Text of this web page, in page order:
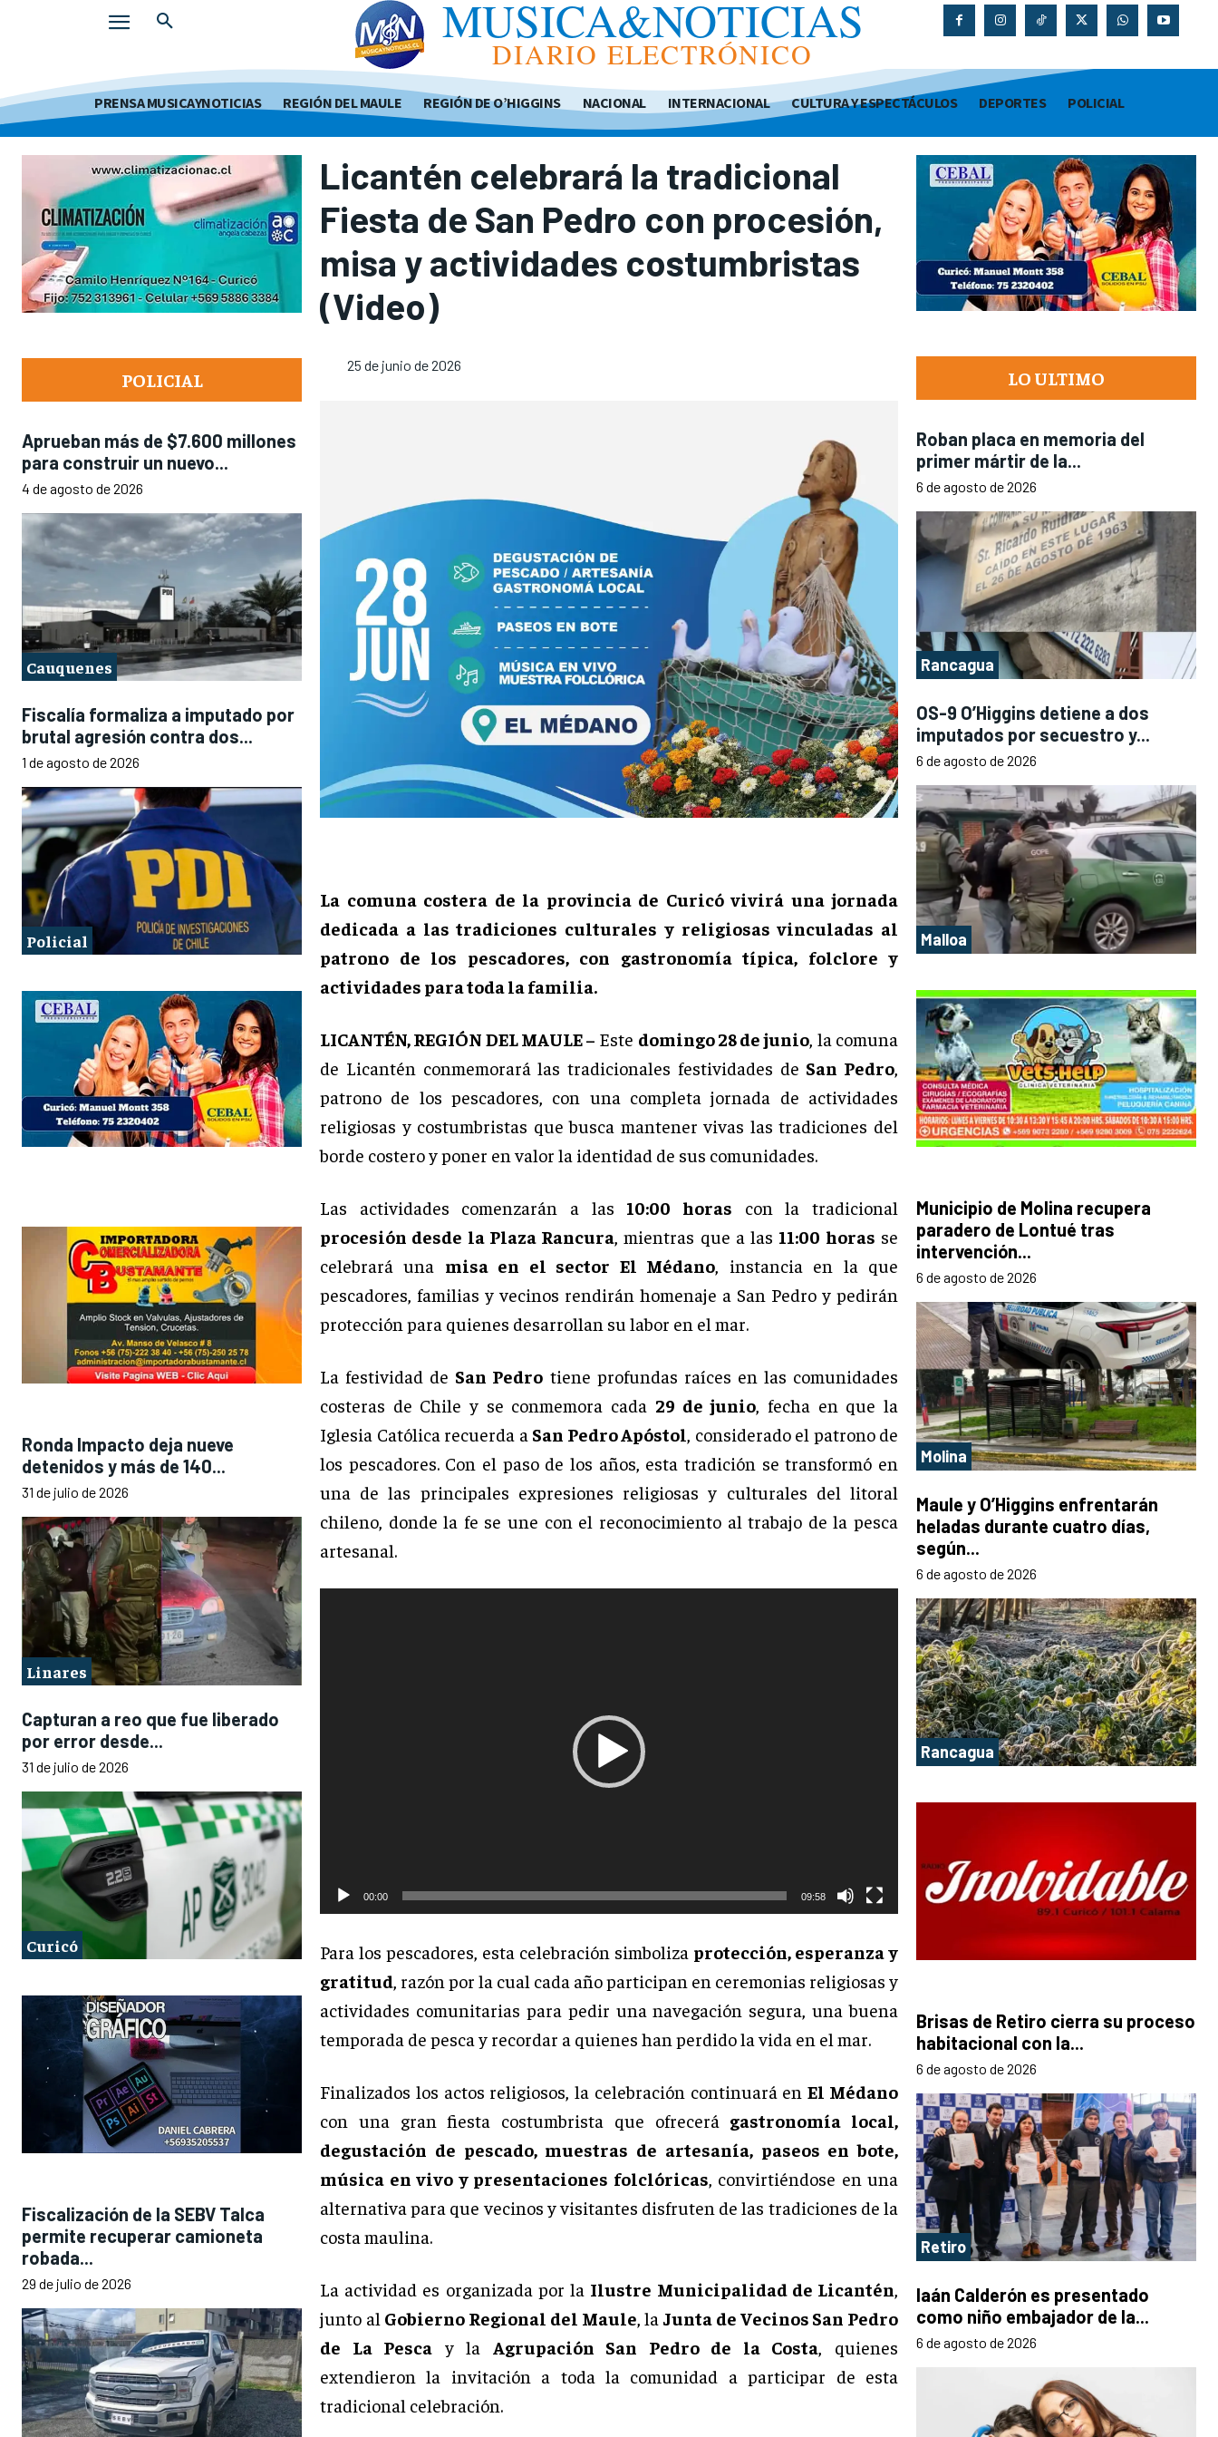
MUSICA&NOTICIAS
DIARIO ELECTRÓNICO
PRENSA MUSICAYNOTICIAS REGIÓN DEL MAULE REGIÓN DE O’HIGGINS NACIONAL INTERNACIONAL CULTURA Y ESPECTÁCULOS DEPORTES POLICIAL
POLICIAL
Aprueban más de $7.600 millones
para construir un nuevo...
4 de agosto de 2026
Cauquenes
Fiscalía formaliza a imputado por
brutal agresión contra dos...
1 de agosto de 2026
Policial
Ronda Impacto deja nueve
detenidos y más de 140...
31 de julio de 2026
Linares
Capturan a reo que fue liberado
por error desde...
31 de julio de 2026
Curicó
Fiscalización de la SEBV Talca
permite recuperar camioneta
robada...
29 de julio de 2026
Licantén celebrará la tradicional
Fiesta de San Pedro con procesión,
misa y actividades costumbristas
(Video)
25 de junio de 2026
La comuna costera de la provincia de Curicó vivirá una jornada
dedicada a las tradiciones culturales y religiosas vinculadas al
patrono de los pescadores, con gastronomía típica, folclore y
actividades para toda la familia.
LICANTÉN, REGIÓN DEL MAULE – Este domingo 28 de junio, la comuna
de Licantén conmemorará las tradicionales festividades de San Pedro,
patrono de los pescadores, con una completa jornada de actividades
religiosas y costumbristas que busca mantener vivas las tradiciones del
borde costero y poner en valor la identidad de sus comunidades.
Las actividades comenzarán a las 10:00 horas con la tradicional
procesión desde la Plaza Rancura, mientras que a las 11:00 horas se
celebrará una misa en el sector El Médano, instancia en la que
pescadores, familias y vecinos rendirán homenaje a San Pedro y pedirán
protección para quienes desarrollan su labor en el mar.
La festividad de San Pedro tiene profundas raíces en las comunidades
costeras de Chile y se conmemora cada 29 de junio, fecha en que la
Iglesia Católica recuerda a San Pedro Apóstol, considerado el patrono de
los pescadores. Con el paso de los años, esta tradición se transformó en
una de las principales expresiones religiosas y culturales del litoral
chileno, donde la fe se une con el reconocimiento al trabajo de la pesca
artesanal.
o
d
u
r
d
e
v
í
d
o
00:00 09:58
Para los pescadores, esta celebración simboliza protección, esperanza y
gratitud, razón por la cual cada año participan en ceremonias religiosas y
actividades comunitarias para pedir una navegación segura, una buena
temporada de pesca y recordar a quienes han perdido la vida en el mar.
Finalizados los actos religiosos, la celebración continuará enEl Médano
con una gran fiesta costumbrista que ofrecerá gastronomía local,
degustación de pescado, muestras de artesanía, paseos en bote,
música en vivo y presentaciones folclóricas, convirtiéndose en una
alternativa para que vecinos y visitantes disfruten de las tradiciones de la
costa maulina.
La actividad es organizada por la Ilustre Municipalidad de Licantén,
junto al Gobierno Regional del Maule, laJunta de Vecinos San Pedro
de La Pesca y la Agrupación San Pedro de la Costa, quienes
extendieron la invitación a toda la comunidad a participar de esta
tradicional celebración.
LO ULTIMO
Roban placa en memoria del
primer mártir de la...
6 de agosto de 2026
Rancagua
OS-9 O’Higgins detiene a dos
imputados por secuestro y...
6 de agosto de 2026
Malloa
Municipio de Molina recupera
paradero de Lontué tras
intervención...
6 de agosto de 2026
Molina
Maule y O’Higgins enfrentarán
heladas durante cuatro días,
según...
6 de agosto de 2026
Rancagua
Brisas de Retiro cierra su proceso
habitacional con la...
6 de agosto de 2026
Retiro
Iaán Calderón es presentado
como niño embajador de la...
6 de agosto de 2026